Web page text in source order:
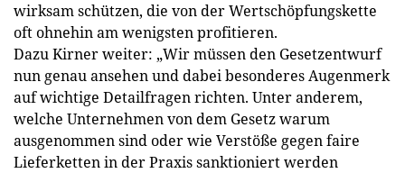
wirksam schützen, die von der Wertschöpfungskette
oft ohnehin am wenigsten profitieren.
Dazu Kirner weiter: „Wir müssen den Gesetzentwurf
nun genau ansehen und dabei besonderes Augenmerk
auf wichtige Detailfragen richten. Unter anderem,
welche Unternehmen von dem Gesetz warum
ausgenommen sind oder wie Verstöße gegen faire
Lieferketten in der Praxis sanktioniert werden